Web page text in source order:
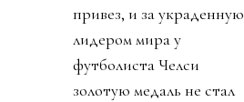
привез, и за украденную
лидером мира у
футболиста Челси
золотую медаль не стал